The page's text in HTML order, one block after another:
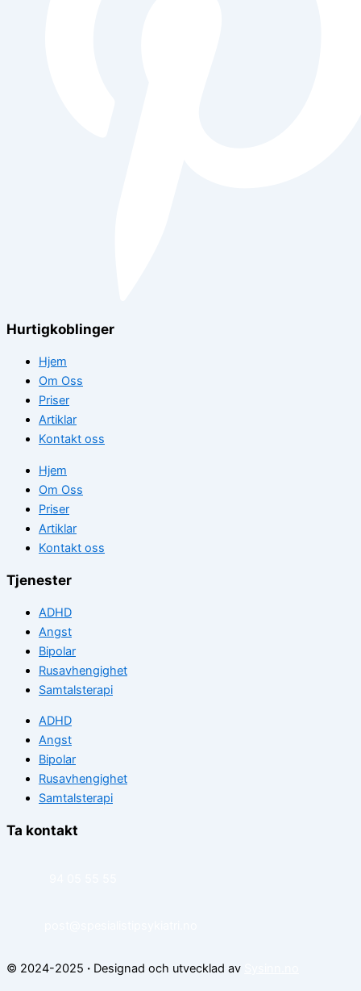
Hurtigkoblinger
Hjem
Om Oss
Priser
Artiklar
Kontakt oss
Hjem
Om Oss
Priser
Artiklar
Kontakt oss
Tjenester
ADHD
Angst
Bipolar
Rusavhengighet
Samtalsterapi
ADHD
Angst
Bipolar
Rusavhengighet
Samtalsterapi
Ta kontakt
© 2024-2025 · Designad och utvecklad av